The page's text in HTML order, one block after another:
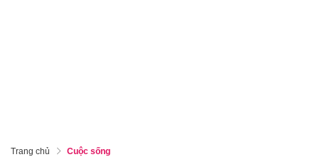
Trang chủ Cuộc sống